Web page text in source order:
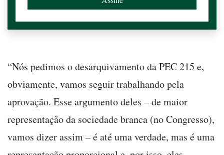
“Nós pedimos o desarquivamento da PEC 215 e,
obviamente, vamos seguir trabalhando pela
aprovação. Esse argumento deles – de maior
representação da sociedade branca (no Congresso),
vamos dizer assim – é até uma verdade, mas é uma